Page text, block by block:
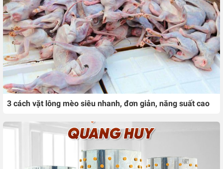
3 cách vặt lông mèo siêu nhanh, đơn giản, năng suất cao